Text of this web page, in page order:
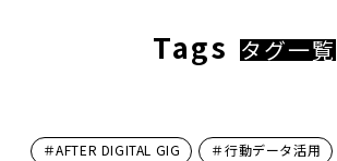
Tags タグ一覧
＃AFTER DIGITAL GIG ＃行動データ活用